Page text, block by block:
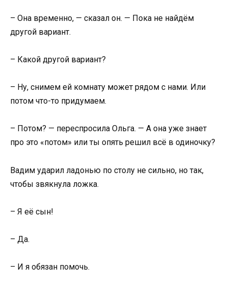
– Она временно, — сказал он. — Пока не найдём
другой вариант.
– Какой другой вариант?
– Ну, снимем ей комнату может рядом с нами. Или
потом что-то придумаем.
– Потом? — переспросила Ольга. — А она уже знает
про это «потом» или ты опять решил всё в одиночку?
Вадим ударил ладонью по столу не сильно, но так,
чтобы звякнула ложка.
– Я её сын!
– Да.
– И я обязан помочь.